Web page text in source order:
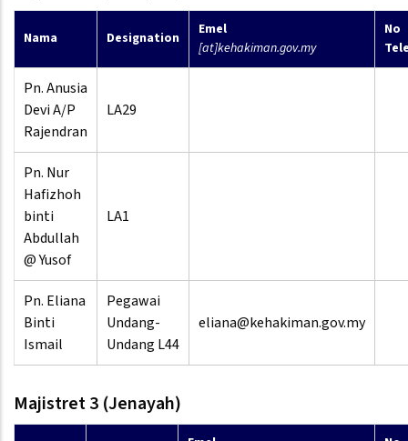
Nama Designation
Emel
[at]kehakiman.gov.my
No
Pn. Anusia
Devi A/P
Rajendran
LA29
Pn. Nur
Hafizhoh
binti
Abdullah
@ Yusof
LA1
Pn. Eliana
Binti
Ismail
Pegawai
Undang-
Undang L44
eliana@kehakiman.gov.my
Majistret 3 (Jenayah)